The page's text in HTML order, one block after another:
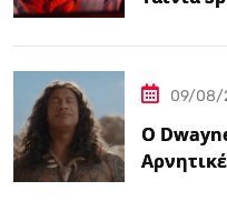
09/08/
Ο